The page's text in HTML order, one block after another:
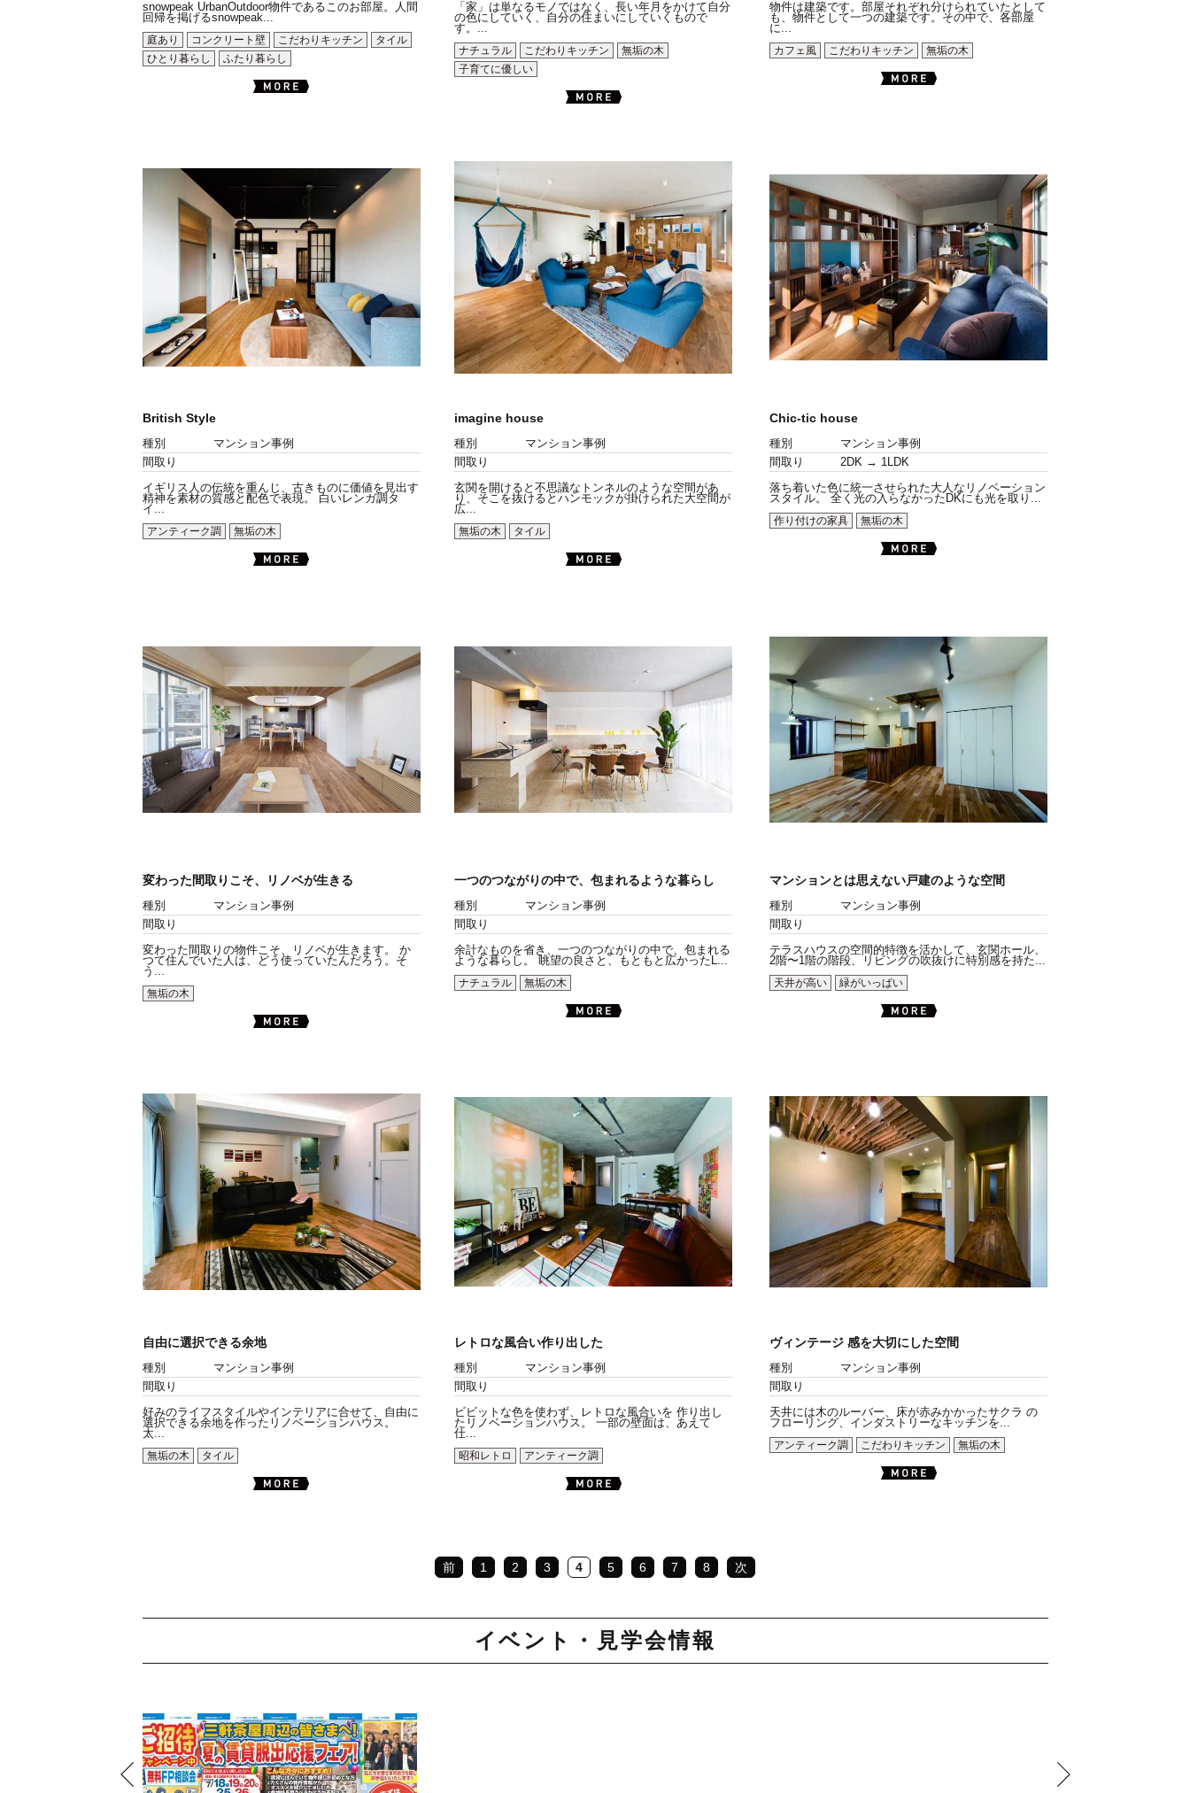
snowpeak UrbanOutdoor物件であるこのお部屋。人間
回帰を掲げるsnowpeak...
庭あり
コンクリート壁 こだわりキッチン
タイル
ひとり暮らし
ふたり暮らし
「家」は単なるモノではなく、長い年月をかけて自分
の色にしていく、自分の住まいにしていくもので
す。...
ナチュラル
こだわりキッチン
無垢の木
子育てに優しい
物件は建築です。部屋それぞれ分けられていたとして
も、物件として一つの建築です。その中で、各部屋
に...
カフェ風
こだわりキッチン 無垢の木
British Style
種別
マンション事例
間取り
イギリス人の伝統を重んじ、古きものに価値を見出す
精神を素材の質感と配色で表現。 白いレンガ調タ
イ...
アンティーク調
無垢の木
imagine house
種別
マンション事例
間取り
玄関を開けると不思議なトンネルのような空間があ
り、そこを抜けるとハンモックが掛けられた大空間が
広...
無垢の木
タイル
Chic-tic house
種別
マンション事例
間取り
2DK → 1LDK
落ち着いた色に統一させられた大人なリノベーション
スタイル。 全く光の入らなかったDKにも光を取り...
作り付けの家具
無垢の木
変わった間取りこそ、リノベが生きる
種別
マンション事例
間取り
変わった間取りの物件こそ、リノベが生きます。 か
つて住んでいた人は、どう使っていたんだろう。そ
う...
無垢の木
一つのつながりの中で、包まれるような暮らし
種別
マンション事例
間取り
余計なものを省き、一つのつながりの中で、包まれる
ような暮らし。 眺望の良さと、もともと広かったL...
ナチュラル
無垢の木
マンションとは思えない戸建のような空間
種別
マンション事例
間取り
テラスハウスの空間的特徴を活かして、玄関ホール、
2階〜1階の階段、リビングの吹抜けに特別感を持た...
天井が高い
緑がいっぱい
自由に選択できる余地
種別
マンション事例
間取り
好みのライフスタイルやインテリアに合せて、自由に
選択できる余地を作ったリノベーションハウス。
太...
無垢の木
タイル
レトロな風合い作り出した
種別
マンション事例
間取り
ビビットな色を使わず、レトロな風合いを 作り出し
たリノベーションハウス。 一部の壁面は、あえて
仕...
昭和レトロ
アンティーク調
ヴィンテージ 感を大切にした空間
種別
マンション事例
間取り
天井には木のルーバー、床が赤みかかったサクラ の
フローリング、インダストリーなキッチンを...
アンティーク調
こだわりキッチン 無垢の木
前 1 2 3 4 5 6 7 8 次
イベント・見学会情報